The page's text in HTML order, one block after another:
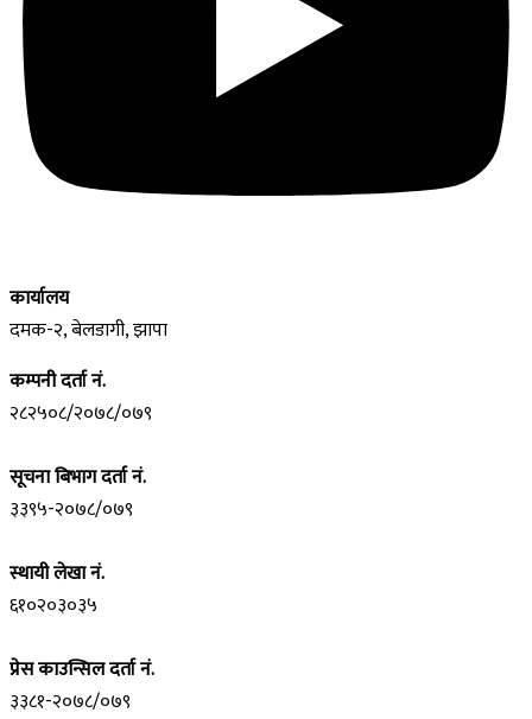
कार्यालय
दमक-२, बेलडागी, झापा
कम्पनी दर्ता नं.
२८२५०८/२०७८/०७९
सूचना बिभाग दर्ता नं.
३३९५-२०७८/०७९
स्थायी लेखा नं.
६१०२०३०३५
प्रेस काउन्सिल दर्ता नं.
३३८१-२०७८/०७९